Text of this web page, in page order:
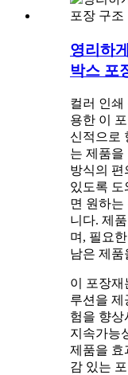
영리하
박스 포
컬러 인쇄
용한 이
신적으로
는 제품을
방식의 편
있도록 도
면 원하
니다. 제
며, 필요
남은 제품
이 포장재
루션을 제
험을 향상
지속가능
제품을 효
감 있는